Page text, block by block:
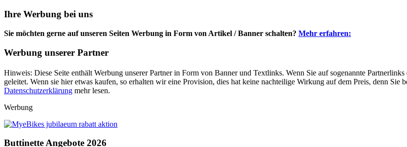
Ihre Werbung bei uns
Sie möchten gerne auf unseren Seiten Werbung in Form von Artikel / Banner schalten? Mehr erfahren:
Werbung unserer Partner
Hinweis: Diese Seite enthält Werbung unserer Partner in Form von Banner und Textlinks. Wenn Sie auf sogenannte Partnerlinks
geleitet. Wenn sie hier etwas kaufen, so erhalten wir eine Provision, dies hat keine nachteilige Wirkung auf dem Preis, denn Sie
Datenschutzerklärung mehr lesen.
Werbung
Buttinette Angebote 2026